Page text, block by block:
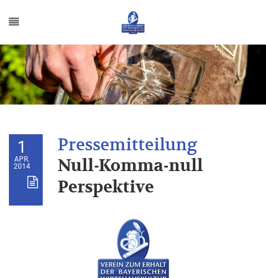
1
APR.
2014
Null-Komma-null
Perspektive